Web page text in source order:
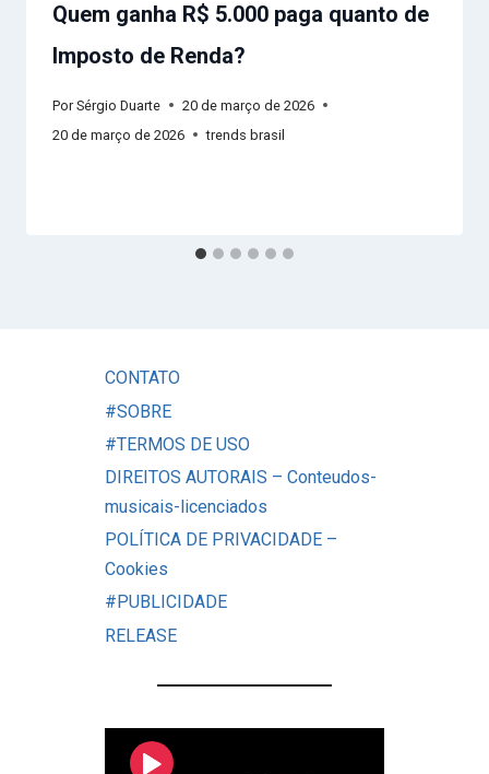
Quem ganha R$ 5.000 paga quanto de
Imposto de Renda?
Por Sérgio Duarte
20 de março de 2026
20 de março de 2026
trends brasil
CONTATO
#SOBRE
#TERMOS DE USO
DIREITOS AUTORAIS – Conteudos-
musicais-licenciados
POLÍTICA DE PRIVACIDADE –
Cookies
#PUBLICIDADE
RELEASE